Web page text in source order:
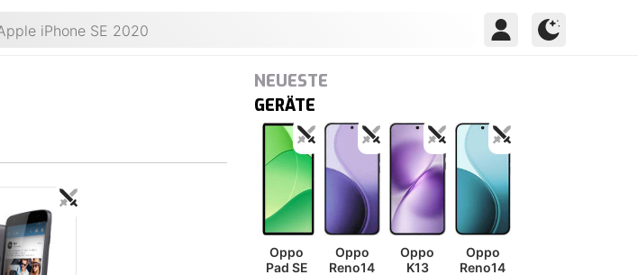
NEUESTE
GERÄTE
Oppo
Pad SE
Oppo
Reno14
Oppo
K13
Oppo
Reno14